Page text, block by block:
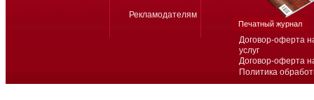
Договор-оферта
услуг
Договор-оферта
Политика
Рекламодателям
Печатный журнал